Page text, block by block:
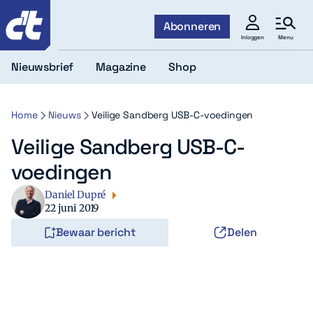
Abonneren
Inloggen Menu
Nieuwsbrief Magazine Shop
Home Nieuws Veilige Sandberg USB-C-voedingen
Veilige Sandberg USB-C-
voedingen
Daniel Dupré
22 juni 2019
Bewaar bericht Delen